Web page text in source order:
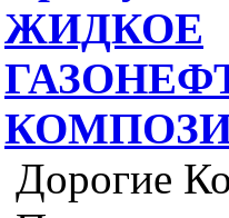
ЖИДКОЕ
Дорогие